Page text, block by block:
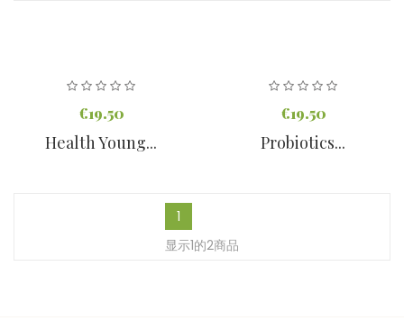
€19.50
Health Young...
€19.50
Probiotics...
1
显示1的2商品